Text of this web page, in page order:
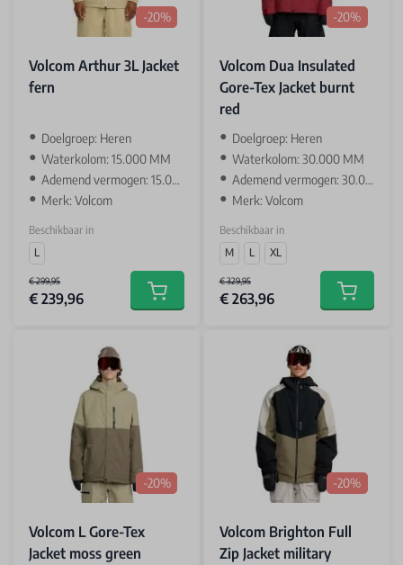
-20%
Volcom Arthur 3L Jacket
fern
‌Doelgroep: Heren
Waterkolom: 15.000 MM
Ademend vermogen: 15.000 GR
Merk: Volcom
Beschikbaar in
L
€ 299,95
€ 239,96 Add to cart
-20%
Volcom Dua Insulated
Gore-Tex Jacket burnt
red
‌Doelgroep: Heren
Waterkolom: 30.000 MM
Ademend vermogen: 30.000 GR
Merk: Volcom
Beschikbaar in
M
L XL
€ 329,95
€ 263,96 Add to
-20%
Volcom L Gore-Tex
Jacket moss green
-20%
Volcom Brighton Full
Zip Jacket military